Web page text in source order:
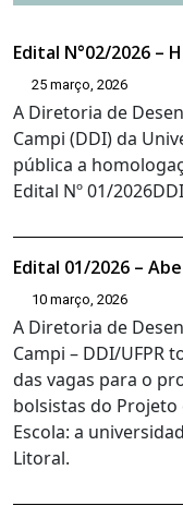
Edital N°02/2026 –
25 março, 2026
A Diretoria de
Campi (DDI) da
pública a
Edital Nº 01/
Edital 01/2026 –
10 março, 2026
A Diretoria de
Campi – DDI/UFPR
das vagas para o
bolsistas do Projeto
Escola: a
Litoral.